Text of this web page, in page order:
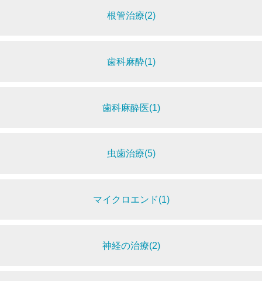
根管治療(2)
歯科麻酔(1)
歯科麻酔医(1)
虫歯治療(5)
マイクロエンド(1)
神経の治療(2)